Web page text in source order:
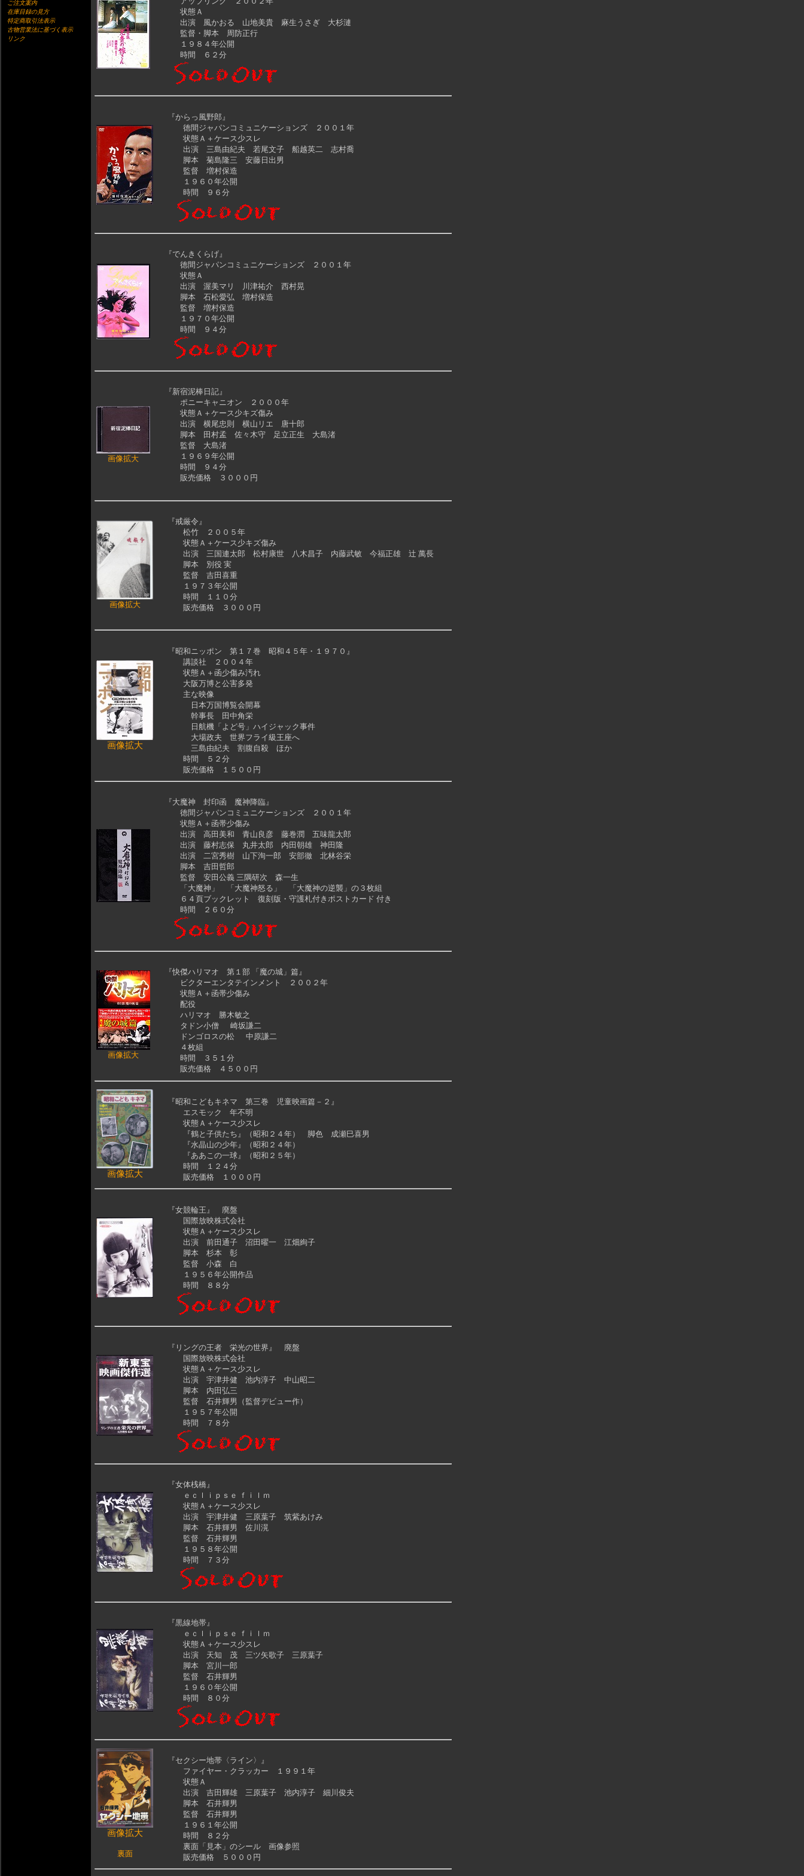
ご注文案内
在庫目録の見方
特定商取引法表示
古物営業法に基づく表示
リンク
状態Ａ
出演 風かおる 山地美貴 麻生うさぎ 大杉漣
監督・脚本 周防正行
１９８４年公開
時間 ６２分
『からっ風野郎』
徳間ジャパンコミュニケーションズ ２００１年
状態Ａ＋ケース少スレ
出演 三島由紀夫 若尾文子 船越英二 志村喬
脚本 菊島隆三 安藤日出男
監督 増村保造
１９６０年公開
時間 ９６分
『でんきくらげ』
徳間ジャパンコミュニケーションズ ２００１年
状態Ａ
出演 渥美マリ 川津祐介 西村晃
脚本 石松愛弘 増村保造
監督 増村保造
１９７０年公開
時間 ９４分
画像拡大
『新宿泥棒日記』
ポニーキャニオン ２０００年
状態Ａ＋ケース少キズ傷み
出演 横尾忠則 横山リエ 唐十郎
脚本 田村孟 佐々木守 足立正生 大島渚
監督 大島渚
１９６９年公開
時間 ９４分
販売価格 ３０００円
画像拡大
『戒厳令』
松竹 ２００５年
状態Ａ＋ケース少キズ傷み
出演 三国連太郎 松村康世 八木昌子 内藤武敏 今福正雄 辻 萬長
脚本 別役 実
監督 吉田喜重
１９７３年公開
時間 １１０分
販売価格 ３０００円
画像拡大
『昭和ニッポン 第１７巻 昭和４５年・１９７０』
講談社 ２００４年
状態Ａ＋函少傷み汚れ
大阪万博と公害多発
主な映像
日本万国博覧会開幕
幹事長 田中角栄
日航機「よど号」ハイジャック事件
大場政夫 世界フライ級王座へ
三島由紀夫 割腹自殺 ほか
時間 ５２分
販売価格 １５００円
『大魔神 封印函 魔神降臨』
徳間ジャパンコミュニケーションズ ２００１年
状態Ａ＋函帯少傷み
出演 高田美和 青山良彦 藤巻潤 五味龍太郎
出演 藤村志保 丸井太郎 内田朝雄 神田隆
出演 二宮秀樹 山下洵一郎 安部徹 北林谷栄
脚本 吉田哲郎
監督 安田公義 三隅研次 森一生
「大魔神」 「大魔神怒る」 「大魔神の逆襲」の３枚組
６４頁ブックレット 復刻版・守護札付きポストカード 付き
時間 ２６０分
画像拡大
『快傑ハリマオ 第１部 「魔の城」篇』
ビクターエンタテインメント ２００２年
状態Ａ＋函帯少傷み
配役
ハリマオ 勝木敏之
タドン小僧 崎坂謙二
ドンゴロスの松 中原謙二
４枚組
時間 ３５１分
販売価格 ４５００円
画像拡大
『昭和こどもキネマ 第三巻 児童映画篇－２』
エスモック 年不明
状態Ａ＋ケース少スレ
『鶴と子供たち』（昭和２４年） 脚色 成瀬巳喜男
『水晶山の少年』（昭和２４年）
『ああこの一球』（昭和２５年）
時間 １２４分
販売価格 １０００円
『女競輪王』 廃盤
国際放映株式会社
状態Ａ＋ケース少スレ
出演 前田通子 沼田曜一 江畑絢子
脚本 杉本 彰
監督 小森 白
１９５６年公開作品
時間 ８８分
『リングの王者 栄光の世界』 廃盤
国際放映株式会社
状態Ａ＋ケース少スレ
出演 宇津井健 池内淳子 中山昭二
脚本 内田弘三
監督 石井輝男（監督デビュー作）
１９５７年公開
時間 ７８分
『女体桟橋』
ｅｃｌｉｐｓｅ ｆｉｌｍ
状態Ａ＋ケース少スレ
出演 宇津井健 三原葉子 筑紫あけみ
脚本 石井輝男 佐川滉
監督 石井輝男
１９５８年公開
時間 ７３分
『黒線地帯』
ｅｃｌｉｐｓｅ ｆｉｌｍ
状態Ａ＋ケース少スレ
出演 天知 茂 三ツ矢歌子 三原葉子
脚本 宮川一郎
監督 石井輝男
１９６０年公開
時間 ８０分
画像拡大
裏面
『セクシー地帯〈ライン〉』
ファイヤー・クラッカー １９９１年
状態Ａ
出演 吉田輝雄 三原葉子 池内淳子 細川俊夫
脚本 石井輝男
監督 石井輝男
１９６１年公開
時間 ８２分
裏面「見本」のシール 画像参照
販売価格 ５０００円